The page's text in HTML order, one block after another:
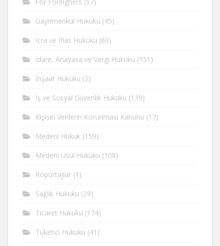
Gayrimenkul Hukuku (45)
İcra ve İflas Hukuku (60)
İdare, Anayasa ve Vergi Hukuku (151)
İnşaat Hukuku (2)
İş ve Sosyal Güvenlik Hukuku (139)
Kişisel Verilerin Korunması Kanunu (17)
Medeni Hukuk (159)
Medeni Usul Hukuku (108)
Röportajlar (1)
Sağlık Hukuku (29)
Ticaret Hukuku (174)
Tüketici Hukuku (41)